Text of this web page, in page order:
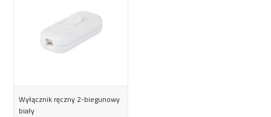
Wyłącznik ręczny 2-biegunowy
biały